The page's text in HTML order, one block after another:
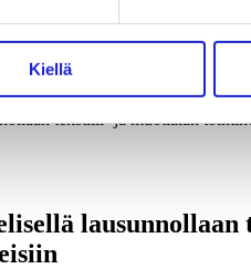
Kiellä
tekstiili- ja muotialan